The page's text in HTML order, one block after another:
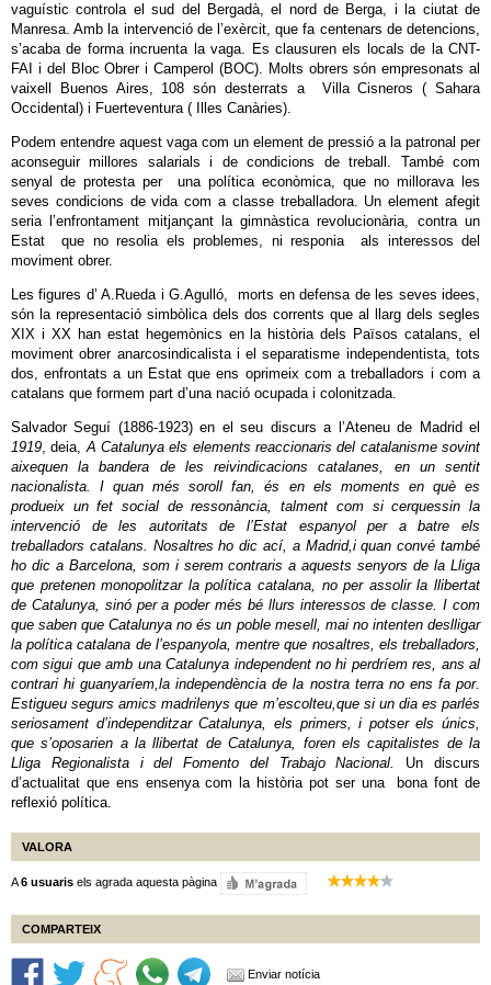
vaguístic controla el sud del Bergadà, el nord de Berga, i la ciutat de
Manresa. Amb la intervenció de l’exèrcit, que fa centenars de detencions,
s’acaba de forma incruenta la vaga. Es clausuren els locals de la CNT-
FAI i del Bloc Obrer i Camperol (BOC). Molts obrers són empresonats al
vaixell Buenos Aires, 108 són desterrats a Villa Cisneros ( Sahara
Occidental) i Fuerteventura ( Illes Canàries).
Podem entendre aquest vaga com un element de pressió a la patronal per
aconseguir millores salarials i de condicions de treball. També com
senyal de protesta per una política econòmica, que no millorava les
seves condicions de vida com a classe treballadora. Un element afegit
seria l’enfrontament mitjançant la gimnàstica revolucionària, contra un
Estat que no resolia els problemes, ni responia als interessos del
moviment obrer.
Les figures d’ A.Rueda i G.Agulló, morts en defensa de les seves idees,
són la representació simbòlica dels dos corrents que al llarg dels segles
XIX i XX han estat hegemònics en la història dels Països catalans, el
moviment obrer anarcosindicalista i el separatisme independentista, tots
dos, enfrontats a un Estat que ens oprimeix com a treballadors i com a
catalans que formem part d’una nació ocupada i colonitzada.
Salvador Seguí (1886-1923) en el seu discurs a l’Ateneu de Madrid el
1919, deia,A Catalunya els elements reaccionaris del catalanisme sovint
aixequen la bandera de les reivindicacions catalanes, en un sentit
nacionalista. I quan més soroll fan, és en els moments en què es
produeix un fet social de ressonància, talment com si cerquessin la
intervenció de les autoritats de l’Estat espanyol per a batre els
treballadors catalans. Nosaltres ho dic ací, a Madrid,i quan convé també
ho dic a Barcelona, som i serem contraris a aquests senyors de la Lliga
que pretenen monopolitzar la política catalana, no per assolir la llibertat
de Catalunya, sinó per a poder més bé llurs interessos de classe. I com
que saben que Catalunya no és un poble mesell, mai no intenten deslligar
la política catalana de l’espanyola, mentre que nosaltres, els treballadors,
com sigui que amb una Catalunya independent no hi perdríem res, ans al
contrari hi guanyaríem,la independència de la nostra terra no ens fa por.
Estigueu segurs amics madrilenys que m’escolteu,que si un dia es parlés
seriosament d’independitzar Catalunya, els primers, i potser els únics,
que s’oposarien a la llibertat de Catalunya, foren els capitalistes de la
Lliga Regionalista i del Fomento del Trabajo Nacional.
Un discurs
d’actualitat que ens ensenya com la història pot ser una
bona font de
reflexió política.
VALORA
A6 usuaris els agrada aquesta pàgina
COMPARTEIX
Enviar notícia